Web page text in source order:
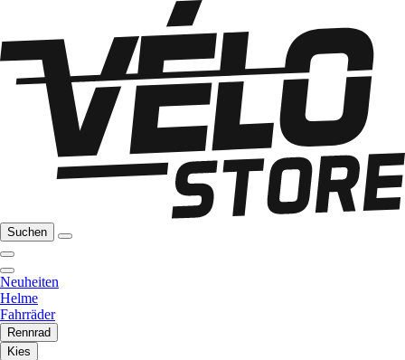
Suchen
Neuheiten
Helme
Fahrräder
Rennrad
Kies